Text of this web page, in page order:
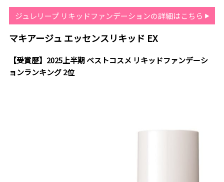
ジュレリープ リキッドファンデーションの詳細はこちら
マキアージュ エッセンスリキッド EX
【受賞歴】2025上半期 ベストコスメ リキッドファンデーシ
ョンランキング 2位